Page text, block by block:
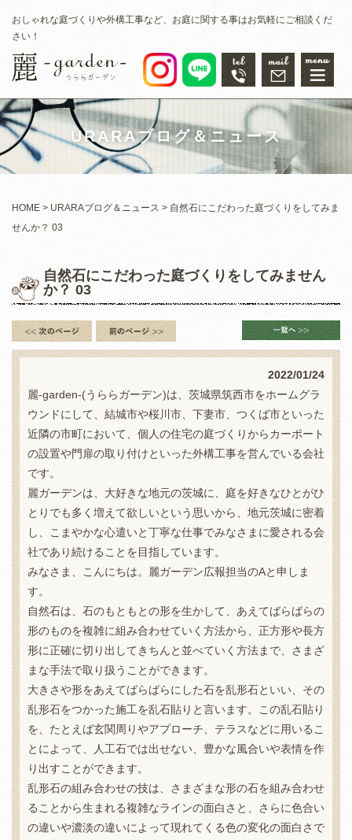
おしゃれな庭づくりや外構工事など、お庭に関する事はお気軽にご相談くだ
さい！
URARAブログ＆ニュース
HOME URARAブログ＆ニュース
自然石にこだわった庭づくりをしてみま
せんか？ 03
自然石にこだわった庭づくりをしてみません
か？ 03
2022/01/24
麗-garden-(うららガーデン)は、茨城県筑西市をホームグラ
ウンドにして、結城市や桜川市、下妻市、つくば市といった
近隣の市町において、個人の住宅の庭づくりからカーポート
の設置や門扉の取り付けといった外構工事を営んでいる会社
です。
麗ガーデンは、大好きな地元の茨城に、庭を好きなひとがひ
とりでも多く増えて欲しいという思いから、地元茨城に密着
し、こまやかな心遣いと丁寧な仕事でみなさまに愛される会
社であり続けることを目指しています。
みなさま、こんにちは。麗ガーデン広報担当のAと申しま
す。
自然石は、石のもともとの形を生かして、あえてばらばらの
形のものを複雑に組み合わせていく方法から、正方形や長方
形に正確に切り出してきちんと並べていく方法まで、さまざ
まな手法で取り扱うことができます。
大きさや形をあえてばらばらにした石を乱形石といい、その
乱形石をつかった施工を乱石貼りと言います。この乱石貼り
を、たとえば玄関周りやアプローチ、テラスなどに用いるこ
とによって、人工石では出せない、豊かな風合いや表情を作
り出すことができます。
乱形石の組み合わせの技は、さまざまな形の石を組み合わせ
ることから生まれる複雑なラインの面白さと、さらに色合い
の違いや濃淡の違いによって現れてくる色の変化の面白さで